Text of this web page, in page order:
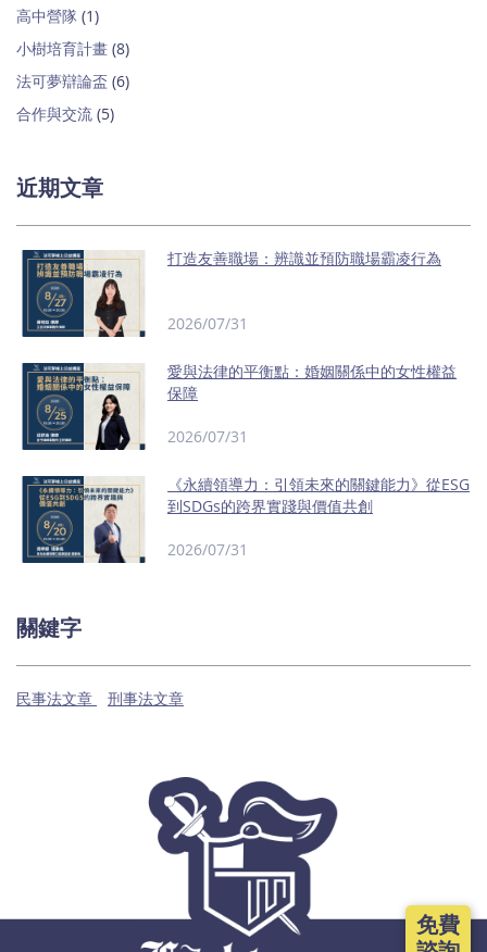
免費
高中營隊 (1)
小樹培育計畫 (8)
法可夢辯論盃 (6)
合作與交流 (5)
近期文章
打造友善職場：辨識並預防職場霸凌行為
2026/07/31
愛與法律的平衡點：婚姻關係中的女性權益
保障
2026/07/31
《永續領導力：引領未來的關鍵能力》從ESG
到SDGs的跨界實踐與價值共創
2026/07/31
關鍵字
民事法文章 刑事法文章